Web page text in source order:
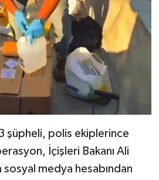
şüpheli, polis ekiplerince
İçişleri Bakanı Ali
sosyal medya hesabından